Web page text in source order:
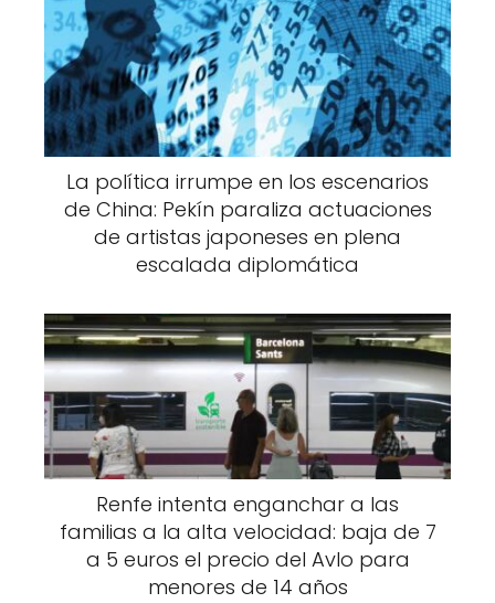
La política irrumpe en los escenarios
de China: Pekín paraliza actuaciones
de artistas japoneses en plena
escalada diplomática
Renfe intenta enganchar a las
familias a la alta velocidad: baja de 7
a 5 euros el precio del Avlo para
menores de 14 años